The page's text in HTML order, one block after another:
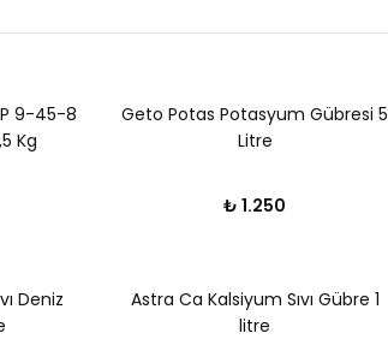
9-45-8
Kg
Geto Potas Potasyum Gübresi 5
Litre
₺ 1.250
Deniz
Astra Ca Kalsiyum Sıvı Gübre 1
litre